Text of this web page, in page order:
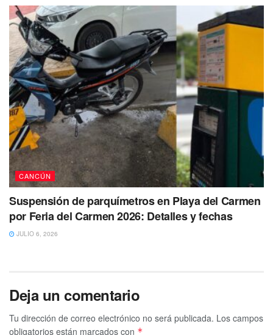
CANCÚN
Suspensión de parquímetros en Playa del Carmen
por Feria del Carmen 2026: Detalles y fechas
JULIO 6, 2026
Deja un comentario
Tu dirección de correo electrónico no será publicada. Los campos
obligatorios están marcados con *